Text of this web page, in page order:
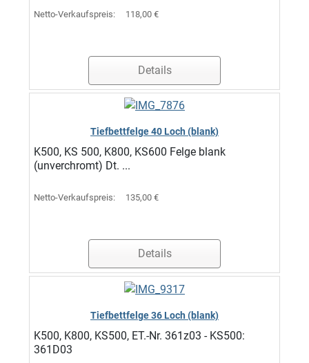
Netto-Verkaufspreis: 118,00 €
Details
Tiefbettfelge 40 Loch (blank)
K500, KS 500, K800, KS600 Felge blank
(unverchromt) Dt. ...
Netto-Verkaufspreis: 135,00 €
Details
Tiefbettfelge 36 Loch (blank)
K500, K800, KS500, ET.-Nr. 361z03 - KS500:
361D03